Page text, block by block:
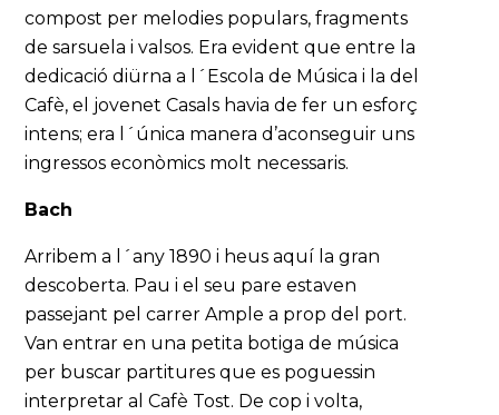
compost per melodies populars, fragments
de sarsuela i valsos. Era evident que entre la
dedicació diürna a l´Escola de Música i la del
Cafè, el jovenet Casals havia de fer un esforç
intens; era l´única manera d’aconseguir uns
ingressos econòmics molt necessaris.
Bach
Arribem a l´any 1890 i heus aquí la gran
descoberta. Pau i el seu pare estaven
passejant pel carrer Ample a prop del port.
Van entrar en una petita botiga de música
per buscar partitures que es poguessin
interpretar al Cafè Tost. De cop i volta,